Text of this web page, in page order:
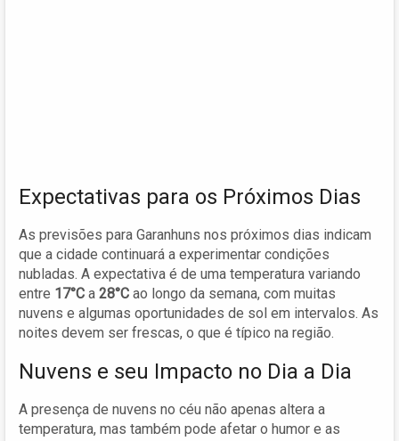
Expectativas para os Próximos Dias
As previsões para Garanhuns nos próximos dias indicam
que a cidade continuará a experimentar condições
nubladas. A expectativa é de uma temperatura variando
entre 17°C a 28°C ao longo da semana, com muitas
nuvens e algumas oportunidades de sol em intervalos. As
noites devem ser frescas, o que é típico na região.
Nuvens e seu Impacto no Dia a Dia
A presença de nuvens no céu não apenas altera a
temperatura, mas também pode afetar o humor e as